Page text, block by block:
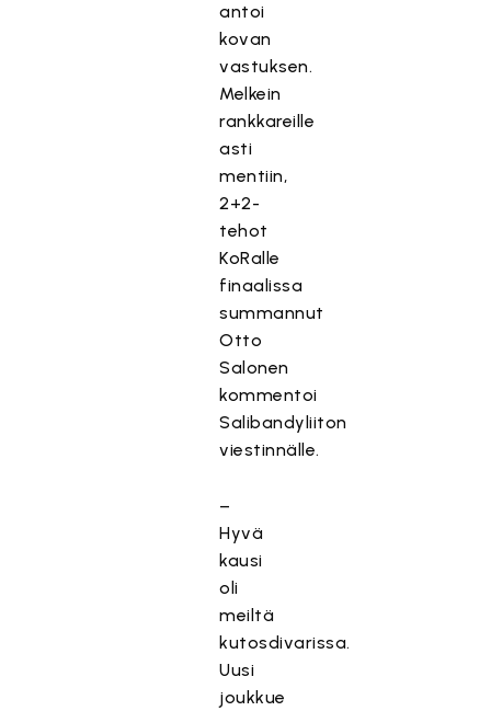
antoi
kovan
vastuksen.
Melkein
rankkareille
asti
mentiin,
2+2-
tehot
KoRalle
finaalissa
summannut
Otto
Salonen
kommentoi
Salibandyliiton
viestinnälle.
–
Hyvä
kausi
oli
meiltä
kutosdivarissa.
Uusi
joukkue